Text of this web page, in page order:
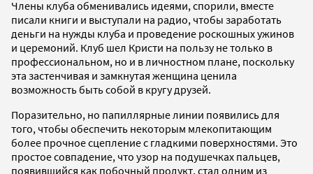
Члены клуба обменивались идеями, спорили, вместе
писали книги и выступали на радио, чтобы заработать
деньги на нужды клуба и проведение роскошных ужинов
и церемоний. Клуб шел Кристи на пользу не только в
профессиональном, но и в личностном плане, поскольку
эта застенчивая и замкнутая женщина ценила
возможность быть собой в кругу друзей.
Поразительно, но папиллярные линии появились для
того, чтобы обеспечить некоторым млекопитающим
более прочное сцепление с гладкими поверхностями. Это
простое совпадение, что узор на подушечках пальцев,
появившийся как побочный продукт, стал одним из